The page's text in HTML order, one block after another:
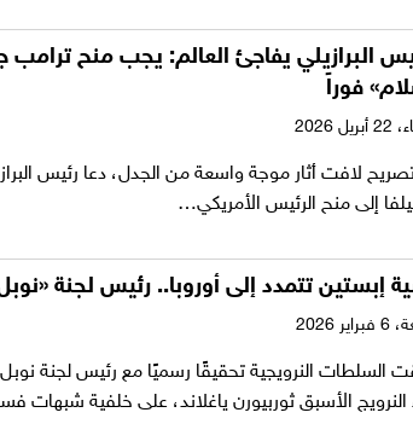
البرازيلي يفاجئ العالم: يجب منح ترامب
فوراً
لافت أثار موجة واسعة من الجدل، دعا رئيس
إلى منح الرئيس الأمريكي…
إبستين تتمدد إلى أوروبا.. رئيس لجنة
السلطات النرويجية تحقيقًا رسميًا مع رئيس لجنة نوبل
النرويج الأسبق ثوربيورن ياغلاند، على خلفية شبهات